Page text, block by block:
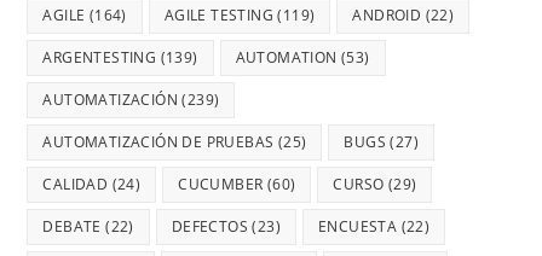
AGILE (164) AGILE TESTING (119) ANDROID (22)
ARGENTESTING (139) AUTOMATION (53)
AUTOMATIZACIÓN (239)
AUTOMATIZACIÓN DE PRUEBAS (25) BUGS (27)
CALIDAD (24) CUCUMBER (60) CURSO (29)
DEBATE (22) DEFECTOS (23) ENCUESTA (22)